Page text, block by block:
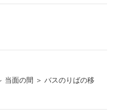
当面の間 ＞ バスのりばの移